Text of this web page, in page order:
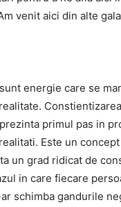
venit aici din alte
energie care se
primul pas in
Este un
un grad ridicat de
in care fiecare
schimba gandurile